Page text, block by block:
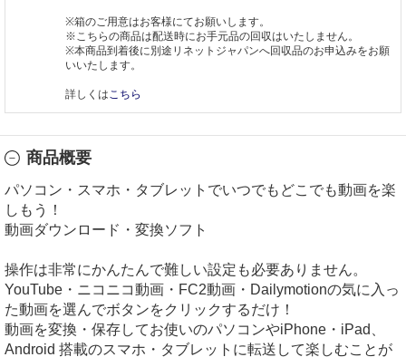
※箱のご用意はお客様にてお願いします。
※こちらの商品は配送時にお手元品の回収はいたしません。
※本商品到着後に別途リネットジャパンへ回収品のお申込みをお願
いいたします。
詳しくはこちら
商品概要
パソコン・スマホ・タブレットでいつでもどこでも動画を楽
しもう！
動画ダウンロード・変換ソフト
操作は非常にかんたんで難しい設定も必要ありません。
YouTube・ニコニコ動画・FC2動画・Dailymotionの気に入っ
た動画を選んでボタンをクリックするだけ！
動画を変換・保存してお使いのパソコンやiPhone・iPad、
Android 搭載のスマホ・タブレットに転送して楽しむことが